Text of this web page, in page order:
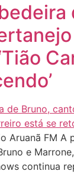
Aruanã FM A
e
continua